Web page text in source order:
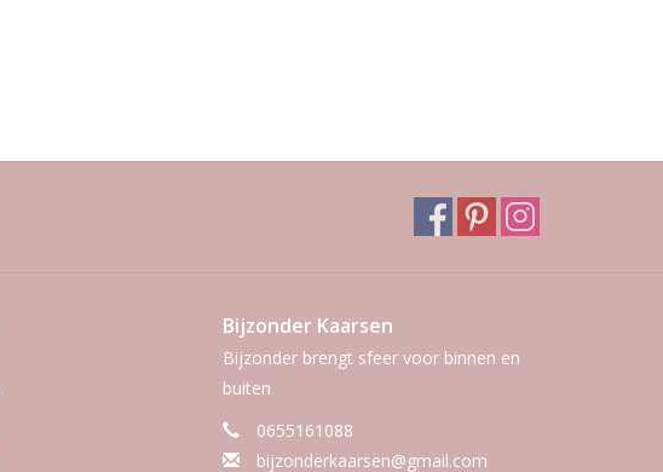
Bijzonder Kaarsen
Bijzonder brengt sfeer voor binnen en
buiten
0655161088
bijzonderkaarsen@gmail.com